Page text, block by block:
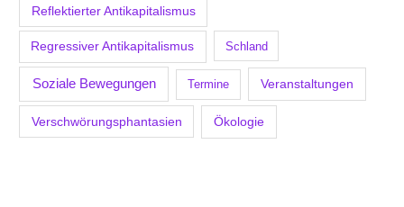
Reflektierter Antikapitalismus
Regressiver Antikapitalismus Schland
Soziale Bewegungen Termine Veranstaltungen
Verschwörungsphantasien Ökologie